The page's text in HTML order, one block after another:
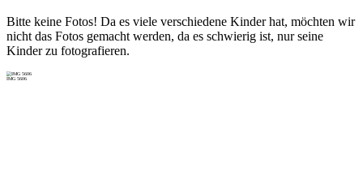
Bitte keine Fotos! Da es viele verschiedene Kinder hat, möchten wir
nicht das Fotos gemacht werden, da es schwierig ist, nur seine
Kinder zu fotografieren.
IMG 5606